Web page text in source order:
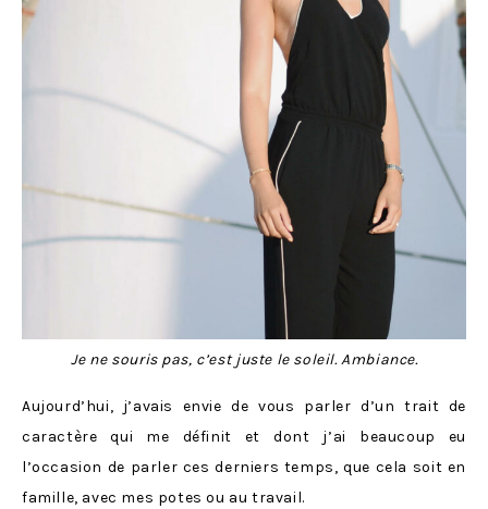
Je ne souris pas, c’est juste le soleil. Ambiance.
Aujourd’hui, j’avais envie de vous parler d’un trait de
caractère qui me définit et dont j’ai beaucoup eu
l’occasion de parler ces derniers temps, que cela soit en
famille, avec mes potes ou au travail.